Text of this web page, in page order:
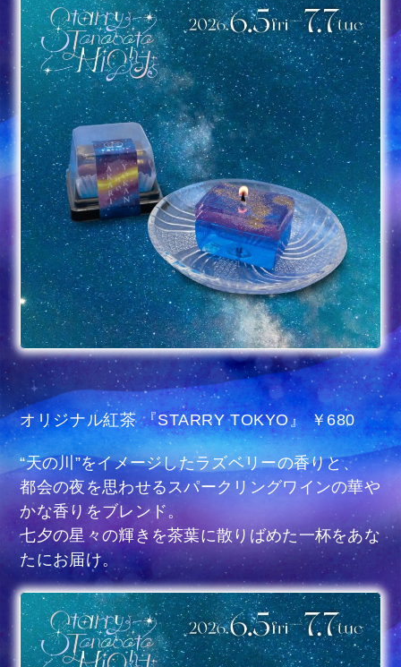
オリジナル紅茶 『STARRY TOKYO』 ￥680
“天の川”をイメージしたラズベリーの香りと、
都会の夜を思わせるスパークリングワインの華や
かな香りをブレンド。
七夕の星々の輝きを茶葉に散りばめた一杯をあな
たにお届け。